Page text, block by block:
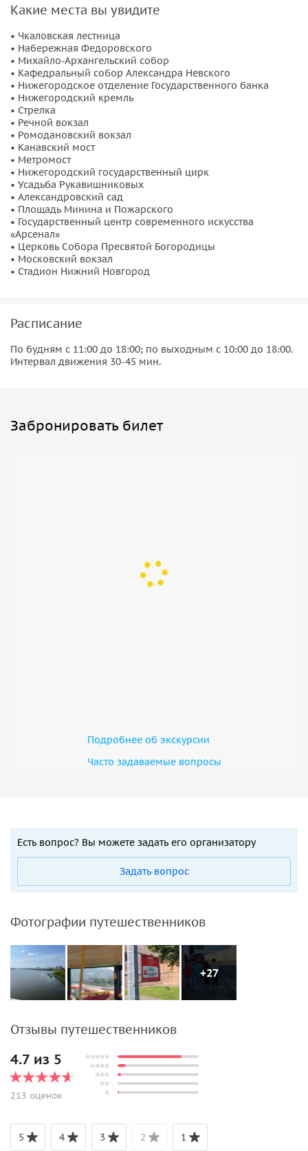
интервал движения 35-60 минут, продолжительность
возьмите собой документы, которые подтверждают
право на льготный проезд;
билет действует 24 или 48 часов.
Какие места вы увидите
• Чкаловская лестница
• Набережная Федоровского
• Михайло-Архангельский собор
• Кафедральный собор Александра Невского
• Нижегородское отделение Государственного банка
• Нижегородский кремль
• Стрелка
• Речной вокзал
• Ромодановский вокзал
• Канавский мост
• Метромост
• Нижегородский государственный цирк
• Усадьба Рукавишниковых
• Александровский сад
• Площадь Минина и Пожарского
• Государственный центр современного искусства
«Арсенал»
• Церковь Собора Пресвятой Богородицы
• Московский вокзал
• Стадион Нижний Новгород
Расписание
По будням с 11:00 до 18:00; по выходным с 10:00 до 18:00.
Интервал движения 30-45 мин.
Забронировать билет
Подробнее об экскурсии
Часто задаваемые вопросы
Есть вопрос? Вы можете задать его организатору
Задать вопрос
Фотографии путешественников
+27
Отзывы путешественников
4.7 из 5
213 оценок
5 4 3 2 1